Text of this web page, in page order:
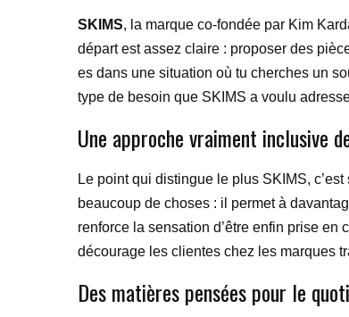
SKIMS, la marque co-fondée par Kim
départ est assez claire : proposer des
es dans une situation où tu cherches un
type de besoin que SKIMS a voulu
Une approche vraiment inclusive
Le point qui distingue le plus SKIMS, c’est
beaucoup de choses : il permet à
renforce la sensation d’être enfin prise
décourage les clientes chez les marques
Des matières pensées pour le